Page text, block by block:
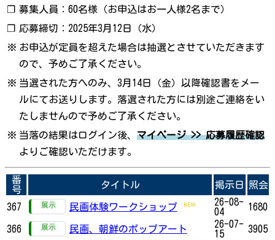
❐ 募集人員：60名様（お申込はお一人様2名まで）
❐ 応募締切：2025年3月12日（水）
※ お申込が定員を超えた場合は抽選とさせていただきます
ので、予めご了承ください。
※ 当選された方へのみ、3月14日（金）以降確認書をメー
ルにてお送りします。落選された方には別途ご連絡をい
たしませんので予めご了承ください。
※ 当落の結果はログイン後、 マイページ >> 応募履歴確認
よりご確認いただけます。
番
号
タイトル 掲示日 照会
367 民画体験ワークショップ
26-08-
04
1680
366 民画、朝鮮のポップアート
26-07-
15
3905